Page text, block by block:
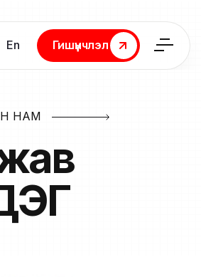
En
Гишүүнчлэл
Гишүүнчлэл
НАМ